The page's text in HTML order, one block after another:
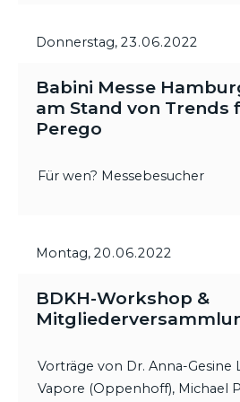
Donnerstag, 23.06.2022
Babini Messe
am Stand von Trends
Perego
Für wen? Messebesucher
Montag, 20.06.2022
BDKH-Workshop &
Vorträge von Dr. Anna-Gesine
Vapore (Oppenhoff), Michael